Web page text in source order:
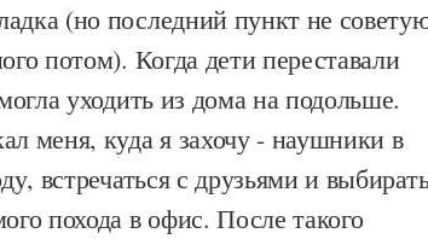
(но последний пункт не
потом). Когда дети переставали
уходить из дома на подольше.
меня, куда я захочу - наушники в
встречаться с друзьями и
похода в офис. После такого